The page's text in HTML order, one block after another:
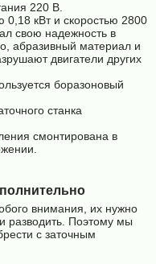
220 В.
0,18 кВт и скоростью 2800
свою надежность в
абразивный материал и
двигатели других
боразоновый
станка
смонтирована в
внимания, их нужно
разводить. Поэтому мы
с заточным